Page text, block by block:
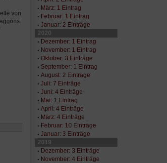
März: 1 Eintrag
Februar: 1 Eintrag
Januar: 2 Einträge
2020
Dezember: 1 Eintrag
November: 1 Eintrag
Oktober: 3 Einträge
September: 1 Eintrag
August: 2 Einträge
Juli: 7 Einträge
Juni: 4 Einträge
Mai: 1 Eintrag
April: 4 Einträge
März: 4 Einträge
Februar: 10 Einträge
Januar: 3 Einträge
2019
Dezember: 3 Einträge
November: 4 Einträge
von